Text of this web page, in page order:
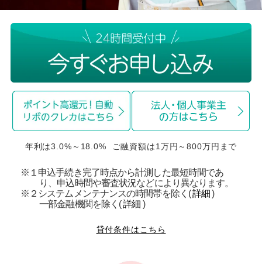
年利は3.0%～18.0% ご融資額は1万円～800万円まで
※１申込手続き完了時点から計測した最短時間であ
り、申込時間や審査状況などにより異なります。
※２システムメンテナンスの時間帯を除く(詳細)
一部金融機関を除く(詳細 )
貸付条件はこちら